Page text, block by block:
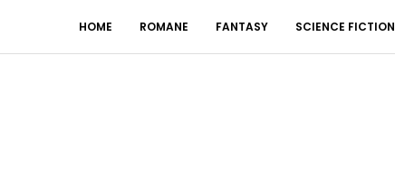
HOME ROMANE FANTASY SCIENCE FICTION